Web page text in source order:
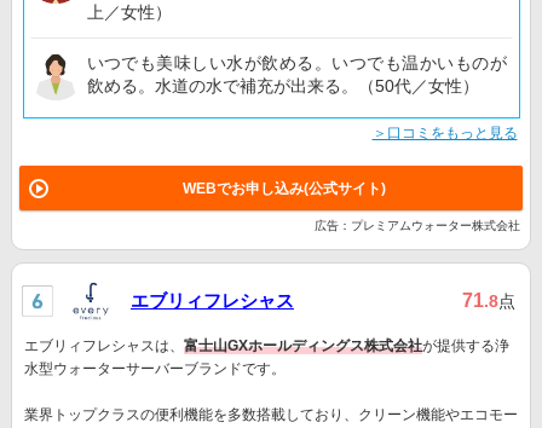
上／女性）
いつでも美味しい水が飲める。いつでも温かいものが
飲める。水道の水で補充が出来る。（50代／女性）
＞口コミをもっと見る
WEBでお申し込み(公式サイト)
広告：プレミアムウォーター株式会社
エブリィフレシャス 71.8点
エブリィフレシャスは、 富士山GXホールディングス株式会社が提供する浄
水型ウォーターサーバーブランドです。
業界トップクラスの便利機能を多数搭載しており、クリーン機能やエコモー